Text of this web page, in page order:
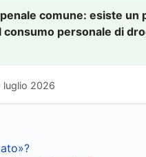
comune: esiste un
personale di
luglio 2026